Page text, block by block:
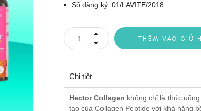
Số đăng ký: 01/LAVITE/2018
THÊM VÀO GIỎ
Chi tiết
Hector Collagen không chỉ là thức
tạo của Collagen Peptide với khả năng